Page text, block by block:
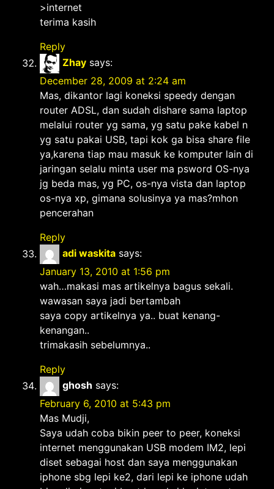
>internet
terima kasih
Reply
Zhay says:
December 28, 2009 at 2:24 am
Mas, dikantor lagi koneksi speedy dengan
router ADSL, dan sudah dishare sama laptop
melalui router yg sama, yg satu pake kabel n
yg satu pakai USB, tapi kok ga bisa share file
ya,karena tiap mau masuk ke komputer lain di
jaringan selalu minta user ma psword OS-nya
jg beda mas, yg PC, os-nya vista dan laptop
os-nya xp, gimana solusinya ya mas?mhon
pencerahan
Reply
adi waskita says:
January 13, 2010 at 1:56 pm
wah…makasi mas artikelnya bagus sekali.
wawasan saya jadi bertambah
saya copy artikelnya ya.. buat kenang-
kenangan..
trimakasih sebelumnya..
Reply
ghosh says:
February 6, 2010 at 5:43 pm
Mas Mudji,
Saya udah coba bikin peer to peer, koneksi
internet menggunakan USB modem IM2, lepi
diset sebagai host dan saya menggunakan
iphone sbg lepi ke2, dari lepi ke iphone udah